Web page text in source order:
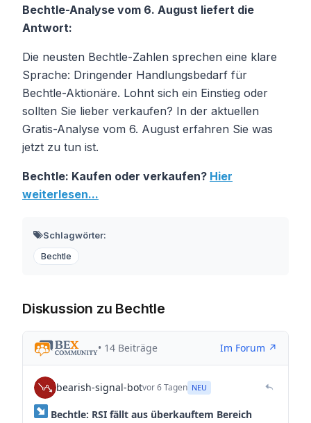
Bechtle-Analyse vom 6. August liefert die
Antwort:
Die neusten Bechtle-Zahlen sprechen eine klare
Sprache: Dringender Handlungsbedarf für
Bechtle-Aktionäre. Lohnt sich ein Einstieg oder
sollten Sie lieber verkaufen? In der aktuellen
Gratis-Analyse vom 6. August erfahren Sie was
jetzt zu tun ist.
Bechtle: Kaufen oder verkaufen? Hier
weiterlesen...
Schlagwörter:
Bechtle
Diskussion zu Bechtle